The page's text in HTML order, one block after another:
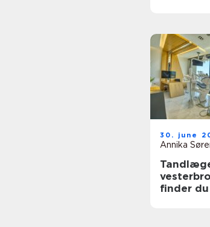
30. june
Annika
vesterbro sådan
finder